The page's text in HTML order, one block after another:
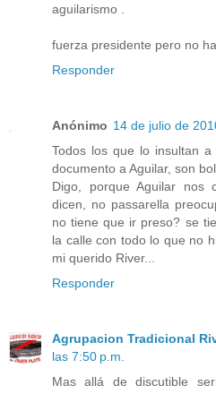
aguilarismo .
fuerza presidente pero no
Responder
Anónimo 14 de julio de
Todos los que lo insultan
documento a Aguilar, son
Digo, porque Aguilar nos
dicen, no passarella
no tiene que ir preso? se
la calle con todo lo que no
mi querido River...
Responder
Agrupacion Tradicional
las 7:50 p.m.
Mas allá de discutible